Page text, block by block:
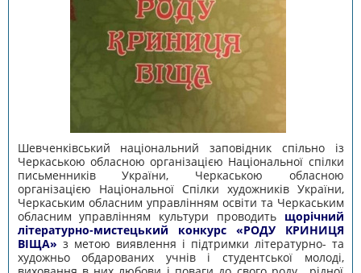
Шевченківський національний заповідник спільно із
Черкаською обласною організацією Національної спілки
письменників України, Черкаською обласною
організацією Національної Спілки художників України,
Черкаським обласним управлінням освіти та Черкаським
обласним управлінням культури проводитьщорічний
літературно-мистецький конкурс «РОДУ КРИНИЦЯ
ВІЩА» з метою виявлення і підтримки літературно- та
художньо обдарованих учнів і студентської молоді,